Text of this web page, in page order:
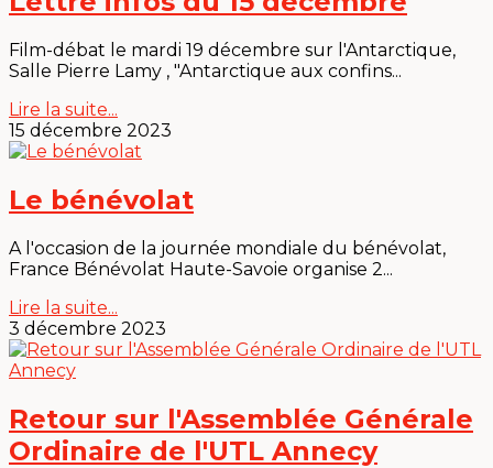
Film-débat le mardi 19 décembre sur l'Antarctique,
Salle Pierre Lamy , "Antarctique aux confins...
Lire la suite...
15 décembre 2023
Le bénévolat
A l'occasion de la journée mondiale du bénévolat,
France Bénévolat Haute-Savoie organise 2...
Lire la suite...
3 décembre 2023
Retour sur l'Assemblée Générale
Ordinaire de l'UTL Annecy